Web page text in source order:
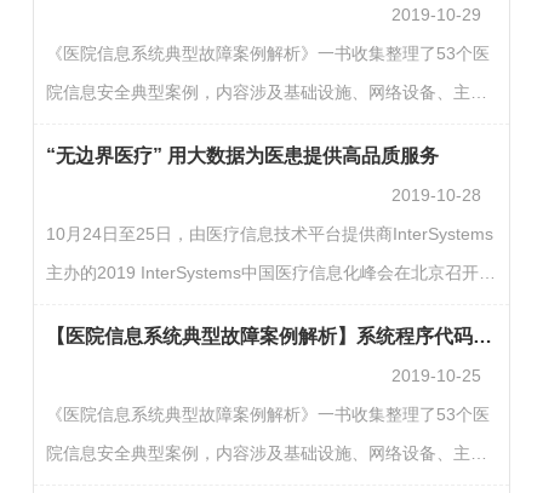
评。现CHIMA加印了第二版，同时在公众号发布数期典型案
例，为大家分享信息安全事故经验，避免事故重现，共建医
院信息安全网络。【案例概述】案例关键字：AIX；条带化；
队列深度；参数调优系统的底层设计十分重要，很多IT系统
2019-10-29
《医院信息系统典型故障案例解析》一书收集整理了53个医
院信息安全典型案例，内容涉及基础设施、网络设备、主机
CHIMA 2019大会发布后即受到医疗信息化同仁的一致好
评。现CHIMA加印了第二版，同时在公众号发布数期典型案
例，为大家分享信息安全事故经验，避免事故重现，共建医
院信息安全网络。【案例概述】案例关键词：Oracle；数据
库；性能优化；Bug更快的速度、更高的的性能不仅对临床
“无边界医疗” 用大数据为医患提供高品质服务
2019-10-28
10月24日至25日，由医疗信息技术平台提供商InterSystems
主办的2019 InterSystems中国医疗信息化峰会在北京召开。
据、物联网、人工智能等新技术的发展下，加速医疗机构和
合作伙伴成功的最快路径。中国医院协会信息专业委员会主
任委员王才有担任本届峰会主持人中国医院协会信息专业委
员会主任委员王才有，国家卫生健康委规划司大数据办调研
【医院信息系统典型故障案例解析】系统程序代码逻辑问题导致业务故障
2019-10-25
《医院信息系统典型故障案例解析》一书收集整理了53个医
院信息安全典型案例，内容涉及基础设施、网络设备、主机